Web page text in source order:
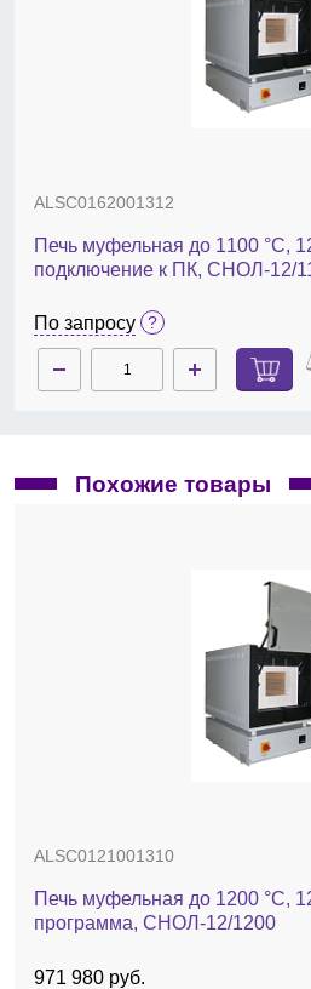
ALSC0162001312
Печь муфельная до 1100 °С,
подключение к ПК, СНОЛ-12/
По запросу
Похожие товары
ALSC0121001310
Печь муфельная до 1200 °С,
программа, СНОЛ-12/1200
971 980 руб.